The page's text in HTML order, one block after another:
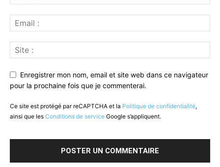
Enregistrer mon nom, email et site web dans ce navigateur
pour la prochaine fois que je commenterai.
Ce site est protégé par reCAPTCHA et la Politique de confidentialité,
ainsi que les Conditions de service Google s’appliquent.